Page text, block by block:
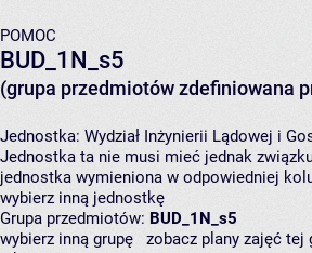
POMOC
BUD_1N_s5
(grupa przedmiotów zdefiniowana
Jednostka: Wydział Inżynierii Lądowej i
Jednostka ta nie musi mieć jednak
jednostka wymieniona w odpowiedniej
wybierz inną jednostkę
Grupa przedmiotów: BUD_1N_s5
wybierz inną grupę
zobacz plany zajęć tej